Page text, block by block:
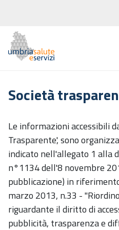
Società
Le informazioni accessibili
Trasparente', sono
indicato nell'allegato 1 alla
n°1134 dell'8 novembre
pubblicazione) in
marzo 2013, n.33 -
riguardante il diritto di
pubblicità, trasparenza e